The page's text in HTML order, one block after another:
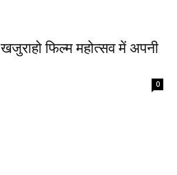
खजुराहो फिल्म महोत्सव में अपनी
0